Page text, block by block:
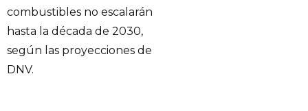
combustibles no escalarán
hasta la década de 2030,
según las proyecciones de
DNV.